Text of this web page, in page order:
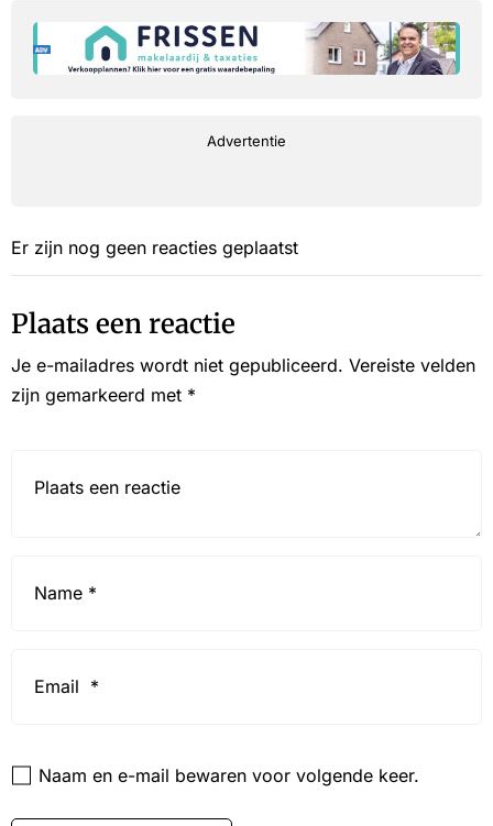
Advertentie
Er zijn nog geen reacties geplaatst
Plaats een reactie
Je e-mailadres wordt niet gepubliceerd. Vereiste velden
zijn gemarkeerd met *
Naam en e-mail bewaren voor volgende keer.